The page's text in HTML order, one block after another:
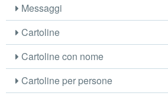
Messaggi
Cartoline
Cartoline con nome
Cartoline per persone